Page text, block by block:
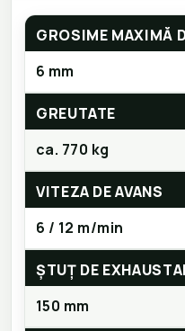
GROSIME MAXIMĂ
6 mm
GREUTATE
ca. 770 kg
VITEZA DE AVANS
6 / 12 m/min
ȘTUȚ DE
150 mm